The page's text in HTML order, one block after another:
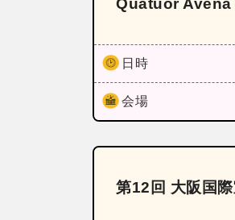
Quatuor Avena
日時
会場
第12回 大阪国